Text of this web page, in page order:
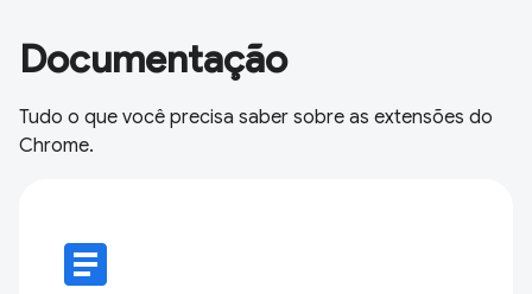
Documentação
Tudo o que você precisa saber sobre as extensões do
Chrome.
article